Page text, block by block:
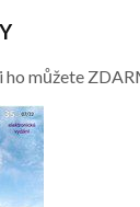
ho můžete